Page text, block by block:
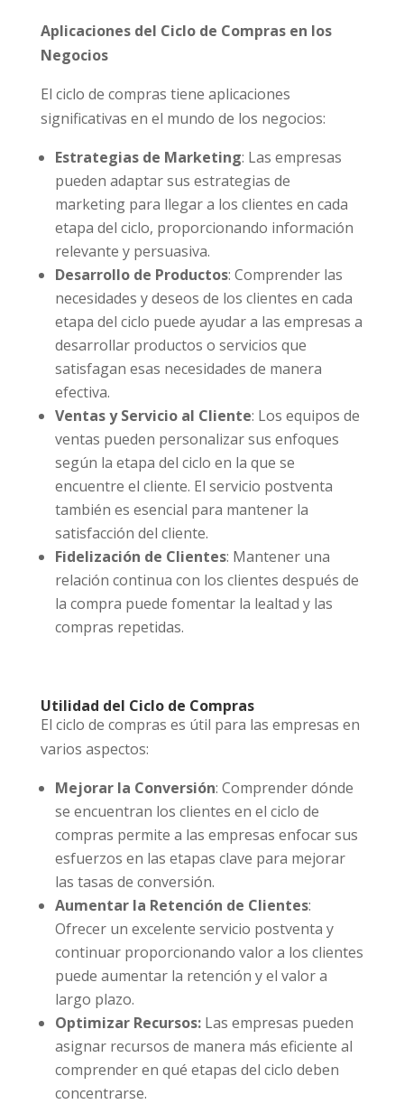
Aplicaciones del Ciclo de Compras en los
Negocios
El ciclo de compras tiene aplicaciones
significativas en el mundo de los negocios:
Estrategias de Marketing: Las empresas
pueden adaptar sus estrategias de
marketing para llegar a los clientes en cada
etapa del ciclo, proporcionando información
relevante y persuasiva.
Desarrollo de Productos: Comprender las
necesidades y deseos de los clientes en cada
etapa del ciclo puede ayudar a las empresas a
desarrollar productos o servicios que
satisfagan esas necesidades de manera
efectiva.
Ventas y Servicio al Cliente: Los equipos de
ventas pueden personalizar sus enfoques
según la etapa del ciclo en la que se
encuentre el cliente. El servicio postventa
también es esencial para mantener la
satisfacción del cliente.
Fidelización de Clientes: Mantener una
relación continua con los clientes después de
la compra puede fomentar la lealtad y las
compras repetidas.
Utilidad del Ciclo de Compras
El ciclo de compras es útil para las empresas en
varios aspectos:
Mejorar la Conversión: Comprender dónde
se encuentran los clientes en el ciclo de
compras permite a las empresas enfocar sus
esfuerzos en las etapas clave para mejorar
las tasas de conversión.
Aumentar la Retención de Clientes:
Ofrecer un excelente servicio postventa y
continuar proporcionando valor a los clientes
puede aumentar la retención y el valor a
largo plazo.
Optimizar Recursos:Las empresas pueden
asignar recursos de manera más eficiente al
comprender en qué etapas del ciclo deben
concentrarse.